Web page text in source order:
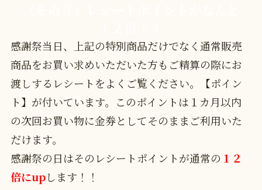
感謝祭当日、上記の特別商品だけでなく通常販売
商品をお買い求めいただいた方もご精算の際にお
渡しするレシートをよくご覧ください。【ポイン
ト】が付いています。このポイントは１カ月以内
の次回お買い物に金券としてそのままご利用いた
だけます。
感謝祭の日はそのレシートポイントが通常の １２
倍にupします！！